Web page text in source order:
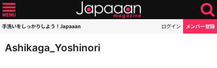
手洗いをしっかりしよう！Japaaan ログイン メンバー登録
Ashikaga_Yoshinori